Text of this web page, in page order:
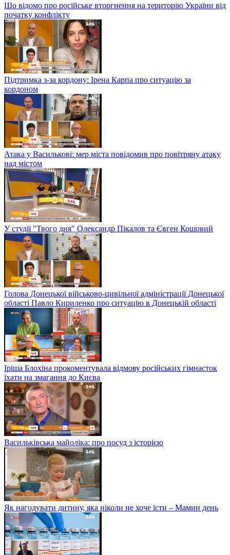
Що відомо про російське вторгнення на територію України від
початку конфлікту
Підтримка з-за кордону: Ірена Карпа про ситуацію за
кордоном
Атака у Василькові: мер міста повідомив про повітряну атаку
над містом
У студії "Твого дня" Олександр Пікалов та Євген Кошовий
Голова Донецької військово-цивільної адміністрації Донецької
області Павло Кириленко про ситуацію в Донецькій області
Іріша Блохіна прокоментувала відмову російських гімнасток
їхати на змагання до Києва
Васильківська майоліка: про посуд з історією
Як нагодувати дитину, яка ніколи не хоче їсти – Мамин день